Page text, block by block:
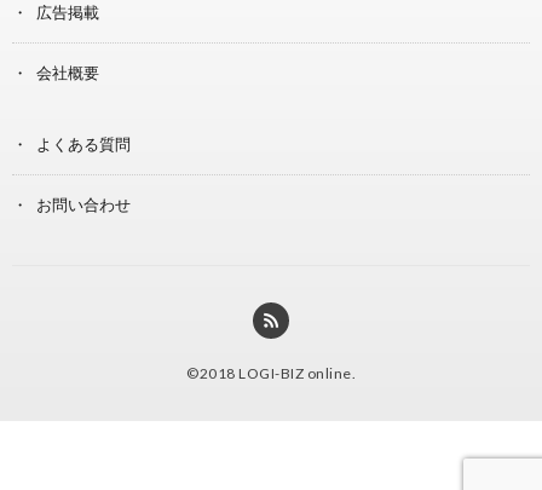
広告掲載
会社概要
よくある質問
お問い合わせ
©2018 LOGI-BIZ online